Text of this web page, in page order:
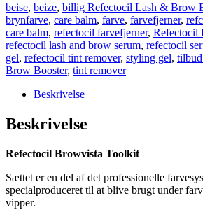
beise, beize, billig Refectocil Lash & Brow
brynfarve, care balm, farve, farvefjerner,
care balm, refectocil farvefjerner, Refectocil
refectocil lash and brow serum, refectocil
gel, refectocil tint remover, styling gel,
Brow Booster, tint remover
Beskrivelse
Beskrivelse
Refectocil Browvista Toolkit
Sættet er en del af det professionelle
specialproduceret til at blive brugt under
vipper.